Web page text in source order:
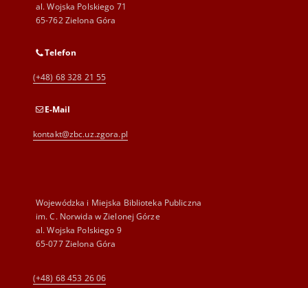
al. Wojska Polskiego 71
65-762 Zielona Góra
Telefon
(+48) 68 328 21 55
E-Mail
kontakt@zbc.uz.zgora.pl
Wojewódzka i Miejska Biblioteka Publiczna
im. C. Norwida w Zielonej Górze
al. Wojska Polskiego 9
65-077 Zielona Góra
(+48) 68 453 26 06